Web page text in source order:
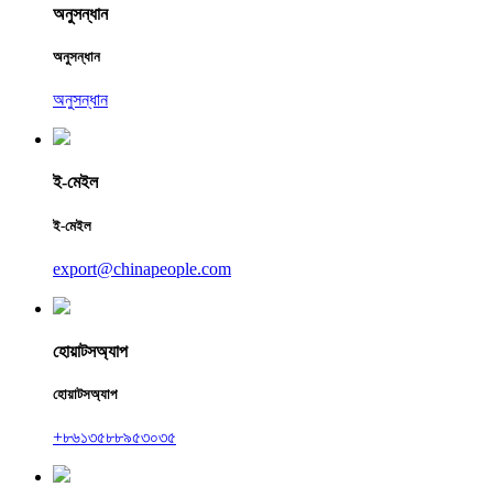
অনুসন্ধান
অনুসন্ধান
অনুসন্ধান
ই-মেইল
ই-মেইল
export@chinapeople.com
হোয়াটসঅ্যাপ
হোয়াটসঅ্যাপ
+৮৬১৩৫৮৮৯৫৩০৩৫